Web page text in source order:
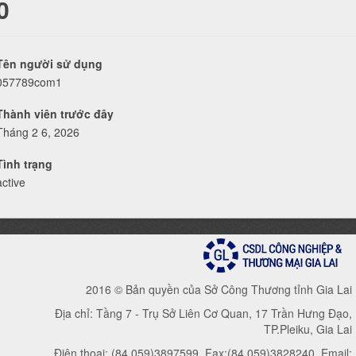
người sử dụng
viên trước đây
2 6, 2026
trạng
2016 © Bản quyền của Sở Công Thương tỉnh Gia Lai
Địa chỉ: Tầng 7 - Trụ Sở Liên Cơ Quan, 17 Trần Hưng Đạo,
TP.Pleiku, Gia Lai